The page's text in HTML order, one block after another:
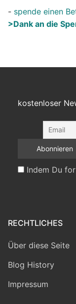
- spende einen
>Dank an die
kostenloser
Indem Du
RECHTLICHES
Über diese Seite
Blog History
Impressum